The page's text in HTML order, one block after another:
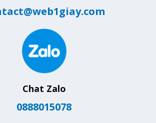
Chat Zalo
0888015078